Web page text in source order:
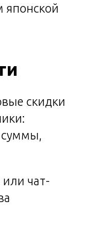
японской
скидки
суммы,
чат-